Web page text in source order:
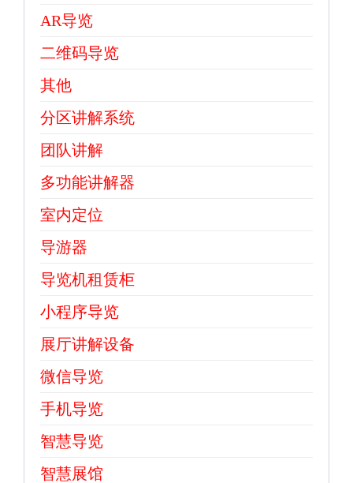
AR导览
二维码导览
其他
分区讲解系统
团队讲解
多功能讲解器
室内定位
导游器
导览机租赁柜
小程序导览
展厅讲解设备
微信导览
手机导览
智慧导览
智慧展馆